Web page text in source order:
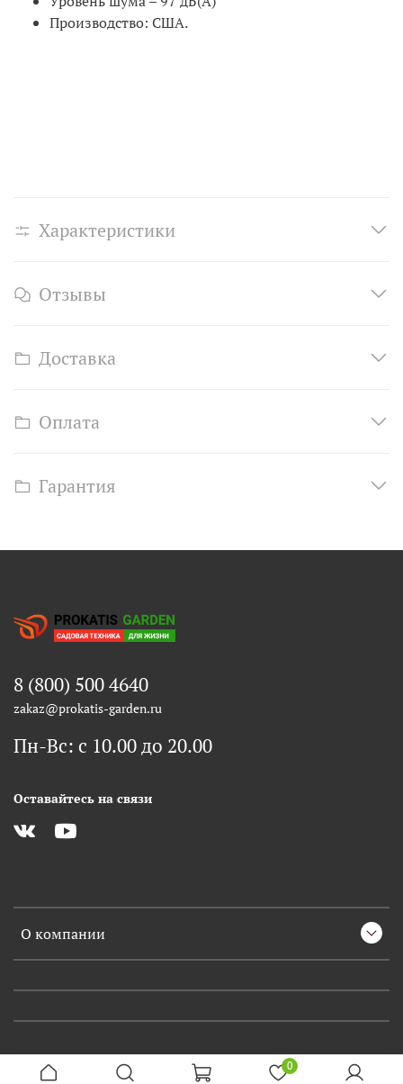
Производство: США.
Характеристики
Отзывы
Доставка
Оплата
Гарантия
О компании
8 (800) 500 4640
zakaz@prokatis-garden.ru
Пн-Вс: с 10.00 до 20.00
Оставайтесь на связи
0